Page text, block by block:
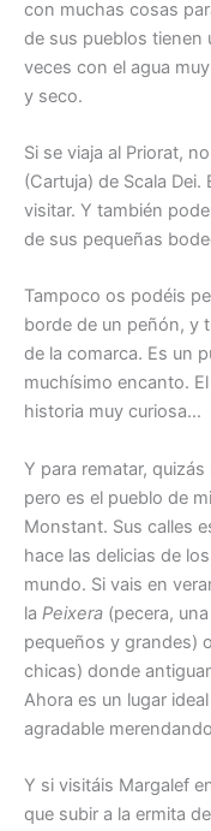
con muchas cosas
de sus pueblos tienen
veces con el agua
y seco.
Si se viaja al Priorat,
(Cartuja) de Scala
visitar. Y también
de sus pequeñas
Tampoco os podéis
borde de un peñón, y
de la comarca. Es un
muchísimo encanto.
historia muy curiosa…
Y para rematar,
pero es el pueblo de
Monstant. Sus calles
hace las delicias de
mundo. Si vais en
la Peixera (pecera,
pequeños y grandes)
chicas) donde
Ahora es un lugar
agradable
Y si visitáis Margalef
que subir a la ermita